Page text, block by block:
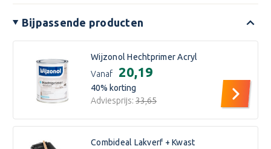
Bijpassende producten
Wijzonol Hechtprimer Acryl
Vanaf
€20,19
40% korting
Adviesprijs: €33,65
Combideal Lakverf + Kwast